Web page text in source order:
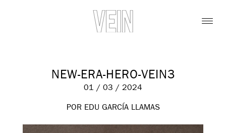
NEW-ERA-HERO-VEIN3
01 / 03 / 2024
POR EDU GARCÍA LLAMAS